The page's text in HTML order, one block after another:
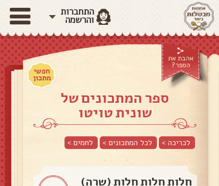
התחברות
והרשמה
אהבת את
הספר?
חפשי
מתכון
ספר המתכונים של
שונית טויטו
לכריכה > לכל המתכונים > לחמים>
חלות חלות חלות (שרה)